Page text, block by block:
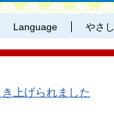
Language やさ
上げられました